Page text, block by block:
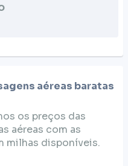
aéreas baratas
os preços das
aéreas com as
milhas disponíveis.